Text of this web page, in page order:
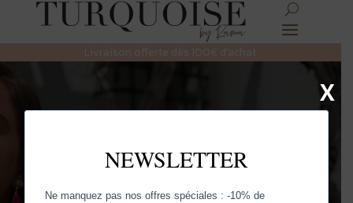
Livraison offerte dès 100€ d’achat
L’ÉTÉ EN
TURQUOISE
X